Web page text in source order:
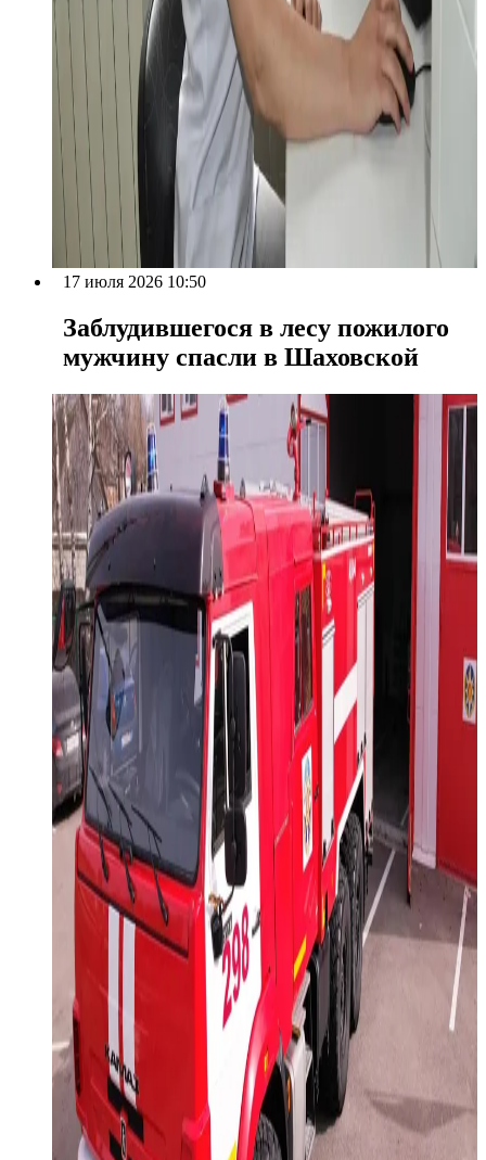
17 июля 2026 10:50
Заблудившегося в лесу пожилого
мужчину спасли в Шаховской